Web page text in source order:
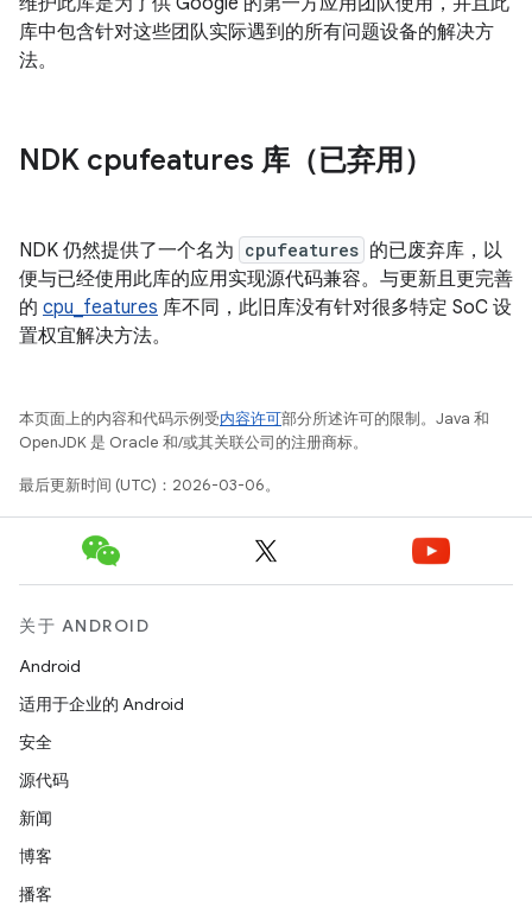
库中包含针对这些团队实际遇到的所有问题设备的解决方
法。
NDK cpufeatures 库（已弃用）
NDK 仍然提供了一个名为 cpufeatures 的已废弃库，以
便与已经使用此库的应用实现源代码兼容。与更新且更完善
的 cpu_features 库不同，此旧库没有针对很多特定 SoC 设
置权宜解决方法。
本页面上的内容和代码示例受内容许可部分所述许可的限制。Java 和
OpenJDK 是 Oracle 和/或其关联公司的注册商标。
最后更新时间 (UTC)：2026-03-06。
关于 ANDROID
Android
适用于企业的 Android
安全
源代码
新闻
博客
播客